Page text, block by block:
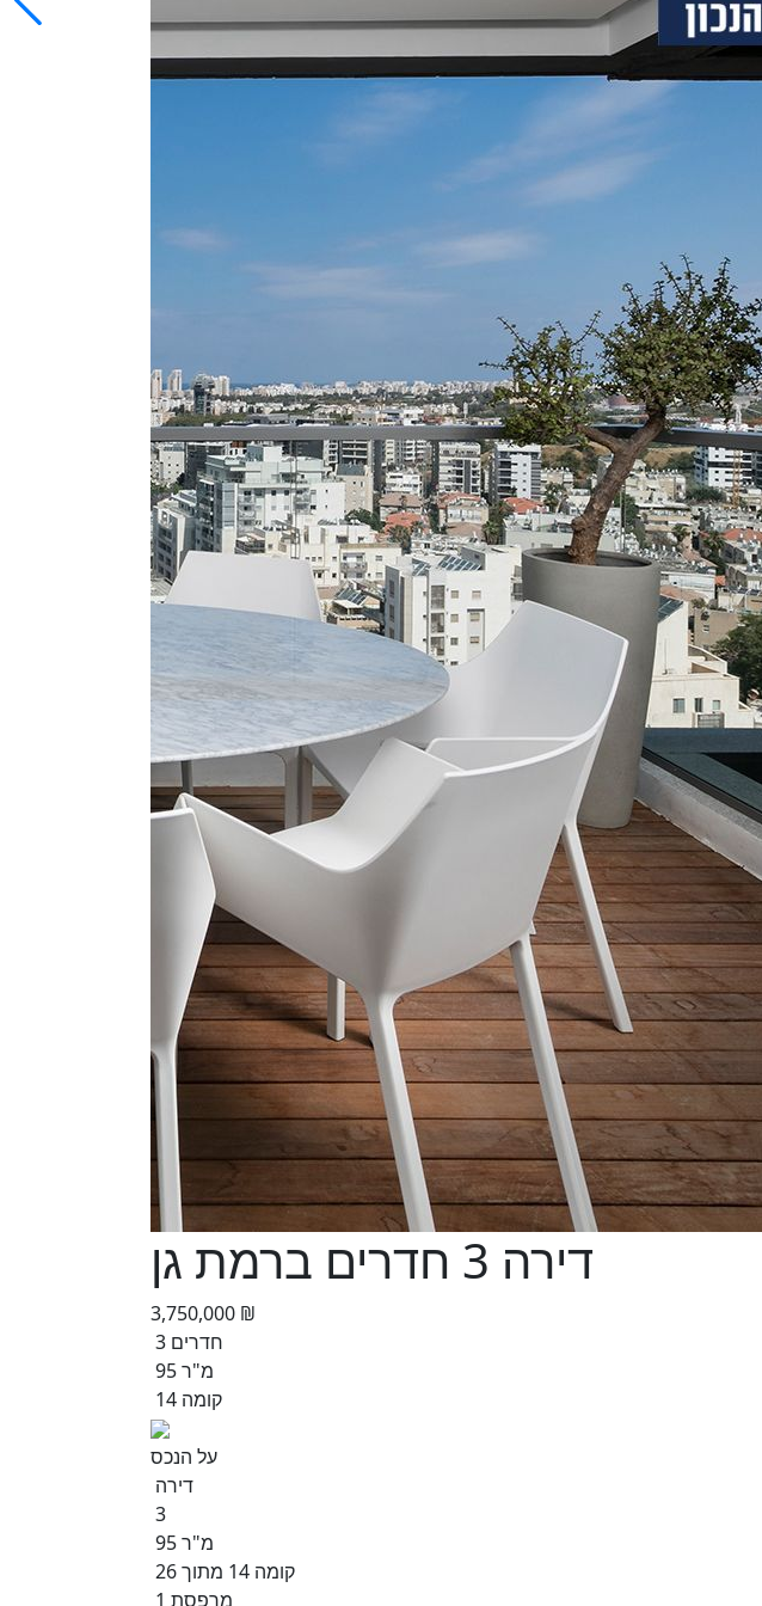
דירה 3 חדרים ברמת גן
3,750,000 ₪
3 חדרים
95 מ"ר
קומה 14
על הנכס
דירה
3
95 מ"ר
קומה 14 מתוך 26
1 מרפסת